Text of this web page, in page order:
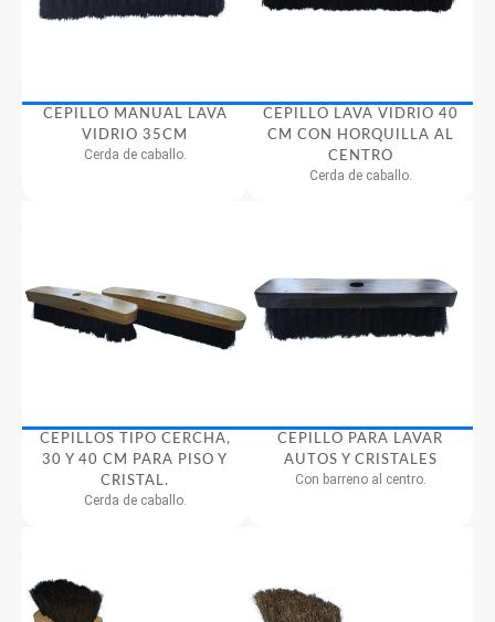
CEPILLO MANUAL LAVA
VIDRIO 35CM
Cerda de caballo.
CEPILLO LAVA VIDRIO 40
CM CON HORQUILLA AL
CENTRO
Cerda de caballo.
CEPILLOS TIPO CERCHA,
30 Y 40 CM PARA PISO Y
CRISTAL.
Cerda de caballo.
CEPILLO PARA LAVAR
AUTOS Y CRISTALES
Con barreno al centro.